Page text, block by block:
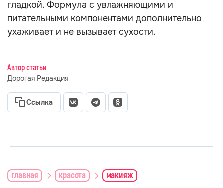
гладкой. Формула с увлажняющими и
питательными компонентами дополнительно
ухаживает и не вызывает сухости.
Автор статьи
Дорогая Редакция
Ссылка
главная красота макияж